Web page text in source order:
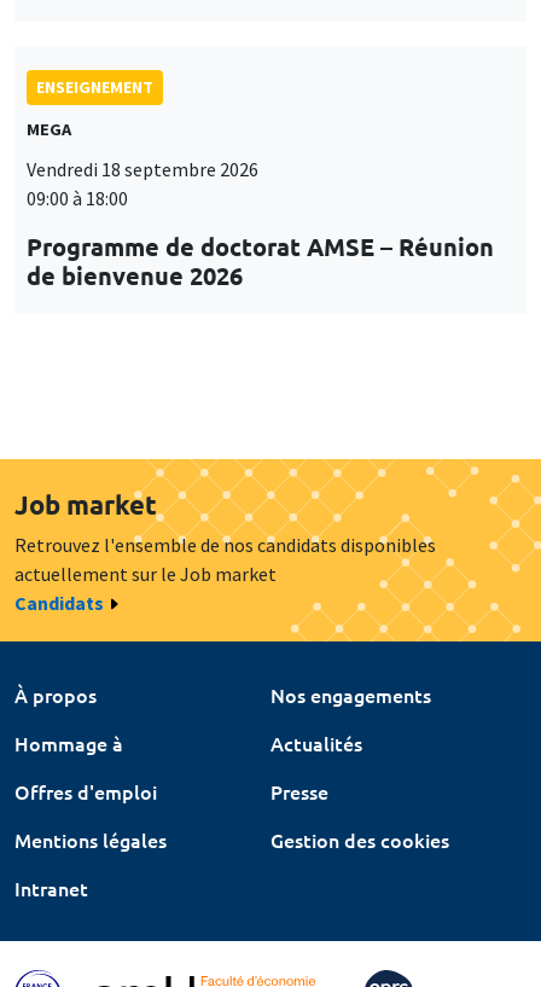
ENSEIGNEMENT
MEGA
Vendredi 18 septembre 2026
09:00 à 18:00
Programme de doctorat AMSE – Réunion
de bienvenue 2026
Job market
Retrouvez l'ensemble de nos candidats disponibles
actuellement sur le Job market
Candidats
À propos
Nos engagements
Hommage à
Actualités
Offres d'emploi
Presse
Mentions légales
Gestion des cookies
Intranet